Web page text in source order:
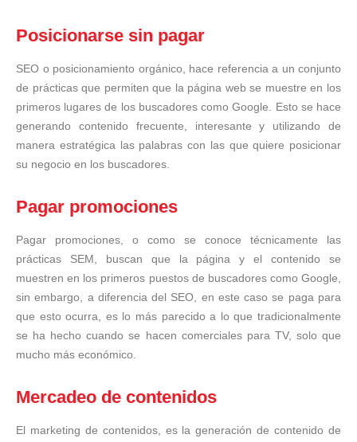
Posicionarse sin pagar
SEO o posicionamiento orgánico, hace referencia a un conjunto
de prácticas que permiten que la página web se muestre en los
primeros lugares de los buscadores como Google. Esto se hace
generando contenido frecuente, interesante y utilizando de
manera estratégica las palabras con las que quiere posicionar
su negocio en los buscadores.
Pagar promociones
Pagar promociones, o como se conoce técnicamente las
prácticas SEM, buscan que la página y el contenido se
muestren en los primeros puestos de buscadores como Google,
sin embargo, a diferencia del SEO, en este caso se paga para
que esto ocurra, es lo más parecido a lo que tradicionalmente
se ha hecho cuando se hacen comerciales para TV, solo que
mucho más económico.
Mercadeo de contenidos
El marketing de contenidos, es la generación de contenido de